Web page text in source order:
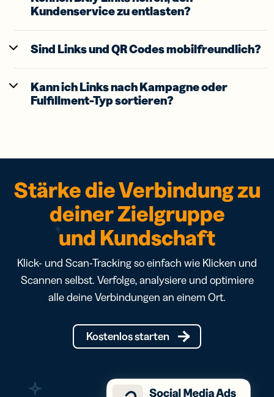
Kundenservice zu entlasten?
Sind Links und QR Codes mobilfreundlich?
Kann ich Links nach Kampagne oder
Fulfillment-Typ sortieren?
Stärke die Verbindung zu
deiner Zielgruppe
und Kundschaft
Klick- und Scan-Tracking so einfach wie Klicken und
Scannen selbst. Verfolge, analysiere und optimiere
alle deine Verbindungen an einem Ort.
Kostenlos starten